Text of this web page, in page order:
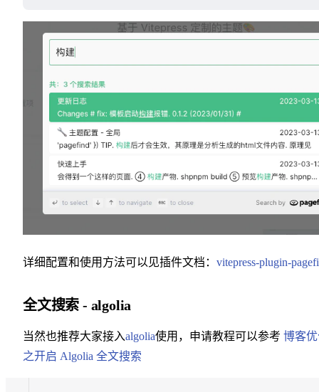
详细配置和使用方法可以见插件文档： vitepress-plugin-
全文搜索 - algolia
当然也推荐大家接入algolia使用，申请教程可以参考 博客
之开启 Algolia 全文搜索